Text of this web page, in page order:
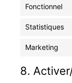
Fonctionnel
Statistiques
Marketing
8.